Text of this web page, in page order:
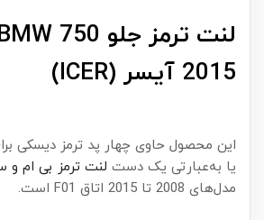
2015 آیسر (ICER)
این محصول حاوی چهار پد ترمز دیسکی
یا به‌عبارتی یک دست لنت ترمز بی ام و
مدل‌های 2008 تا 2015 اتاق F01 است.